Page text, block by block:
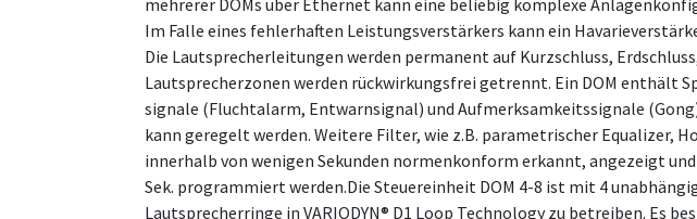
mehrerer DOMs über Ethernet kann eine beliebig komplexe
Im Falle eines fehlerhaften Leistungsverstärkers kann ein
Die Lautsprecherleitungen werden permanent auf Kurzschluss,
Lautsprecherzonen werden rückwirkungsfrei getrennt. Ein DOM enthält
signale (Fluchtalarm, Entwarnsignal) und Aufmerksamkeitssignale
kann geregelt werden. Weitere Filter, wie z.B. parametrischer Equalizer,
innerhalb von wenigen Sekunden normenkonform erkannt, angezeigt
Sek. programmiert werden.Die Steuereinheit DOM 4-8 ist mit 4
Lautsprecherringe in VARIODYN® D1 Loop Technology zu betreiben. Es